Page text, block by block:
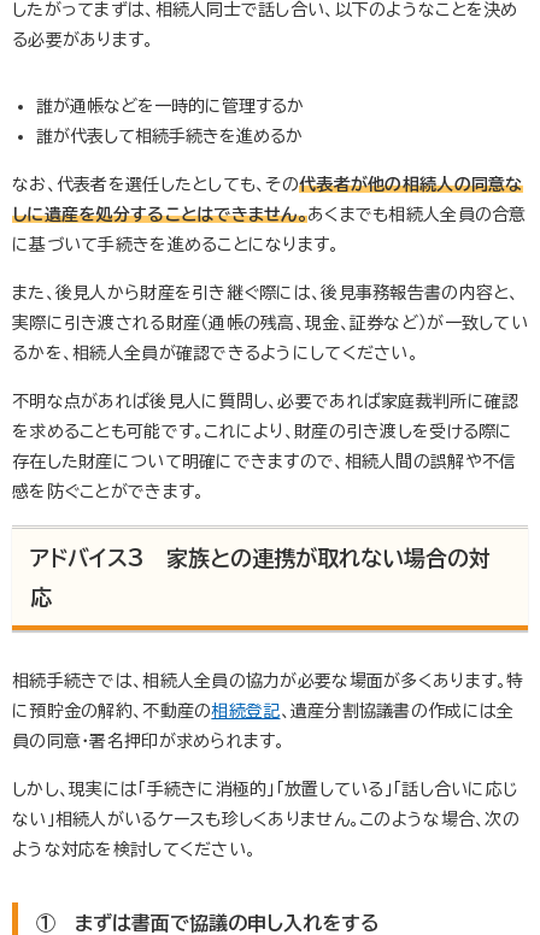
したがってまずは、相続人同士で話し合い、以下のようなことを決め
る必要があります。
誰が通帳などを一時的に管理するか
誰が代表して相続手続きを進めるか
なお、代表者を選任したとしても、その代表者が他の相続人の同意な
しに遺産を処分することはできません。あくまでも相続人全員の合意
に基づいて手続きを進めることになります。
また、後見人から財産を引き継ぐ際には、後見事務報告書の内容と、
実際に引き渡される財産（通帳の残高、現金、証券など）が一致してい
るかを、相続人全員が確認できるようにしてください。
不明な点があれば後見人に質問し、必要であれば家庭裁判所に確認
を求めることも可能です。これにより、財産の引き渡しを受ける際に
存在した財産について明確にできますので、相続人間の誤解や不信
感を防ぐことができます。
アドバイス3 家族との連携が取れない場合の対
応
相続手続きでは、相続人全員の協力が必要な場面が多くあります。特
に預貯金の解約、不動産の相続登記、遺産分割協議書の作成には全
員の同意・署名押印が求められます。
しかし、現実には「手続きに消極的」「放置している」「話し合いに応じ
ない」相続人がいるケースも珍しくありません。このような場合、次の
ような対応を検討してください。
① まずは書面で協議の申し入れをする